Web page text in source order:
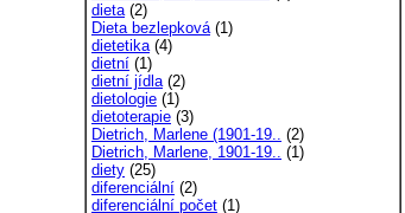
dieta(2)
Dieta bezlepková(1)
dietetika(4)
dietní (1)
dietní jídla(2)
dietologie (1)
dietoterapie (3)
Dietrich, Marlene (1901-19.. (2)
Dietrich, Marlene, 1901-19.. (1)
diety (25)
diferenciální (2)
diferenciální počet (1)